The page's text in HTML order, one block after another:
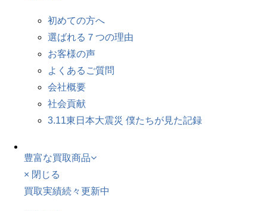
初めての方へ
選ばれる７つの理由
お客様の声
よくあるご質問
会社概要
社会貢献
3.11東日本大震災 僕たちが見た記録
豊富な買取商品
× 閉じる
買取実績続々更新中